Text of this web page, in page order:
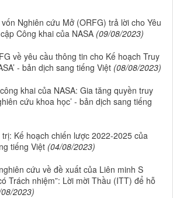
Nghiên cứu Mở (ORFG) trả lời cho Yêu
Công khai của NASA (09/08/2023)
về yêu cầu thông tin cho Kế hoạch Truy
- bản dịch sang tiếng Việt (08/08/2023)
khai của NASA: Gia tăng quyền truy
cứu khoa học’ - bản dịch sang tiếng
trị: Kế hoạch chiến lược 2022-2025 của
tiếng Việt (04/08/2023)
cứu về đề xuất của Liên minh S
Trách nhiệm”: Lời mời Thầu (ITT) để hỗ
2023)